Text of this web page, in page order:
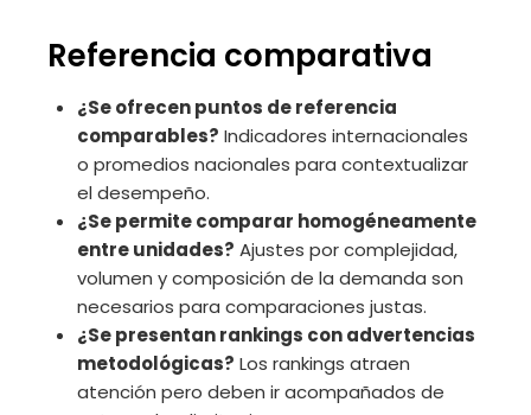
Referencia comparativa
¿Se ofrecen puntos de referencia
comparables? Indicadores internacionales
o promedios nacionales para contextualizar
el desempeño.
¿Se permite comparar homogéneamente
entre unidades? Ajustes por complejidad,
volumen y composición de la demanda son
necesarios para comparaciones justas.
¿Se presentan rankings con advertencias
metodológicas? Los rankings atraen
atención pero deben ir acompañados de